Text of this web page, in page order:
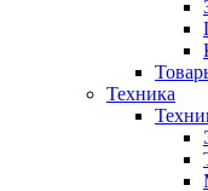
Техника